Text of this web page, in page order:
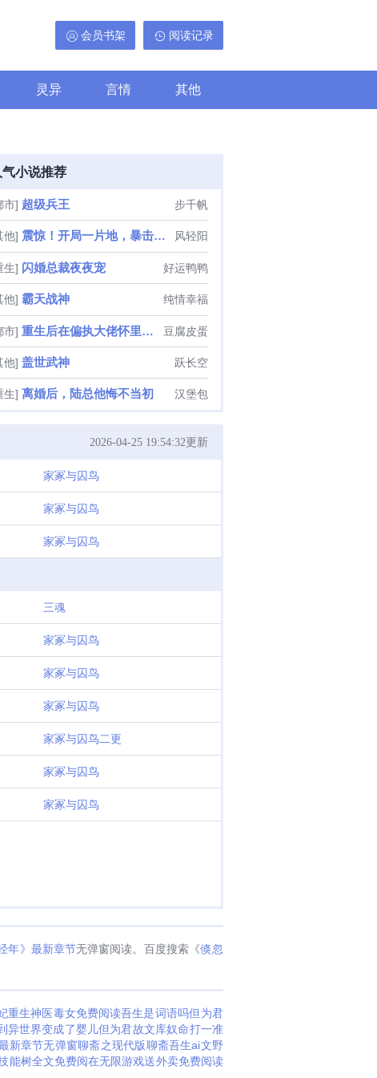
阅读记录
会员书架
灵异 言情 其他
气小说推荐
市] 超级兵王 步千帆
他] 震惊！开局一片地，暴击出奇迹 风轻阳
生] 闪婚总裁夜夜宠 好运鸭鸭
他] 霸天战神 纯情幸福
市] 重生后在偏执大佬怀里撒野 豆腐皮蛋
他] 盖世武神 跃长空
生] 离婚后，陆总他悔不当初 汉堡包
2026-04-25 19:54:32更新
家冢与囚鸟
家冢与囚鸟
家冢与囚鸟
三魂
家冢与囚鸟
家冢与囚鸟
家冢与囚鸟
家冢与囚鸟二更
家冢与囚鸟
家冢与囚鸟
年》最新章节无弹窗阅读。百度搜索《倏忽
重生神医毒女免费阅读吾生是词语吗但为君
异世界变成了婴儿但为君故文库奴命打一准
新章节无弹窗聊斋之现代版聊斋吾生ai文野
能树全文免费阅在无限游戏送外卖免费阅读